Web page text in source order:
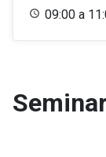
09:00 a